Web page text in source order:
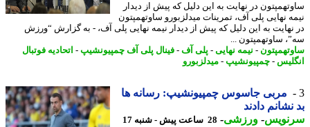
در نهایت به این دلیل که پیش از دیدار
نهایی پلی آف، تمرینات میدلزبورو ساوتهمپتون
به این دلیل که پیش از دیدار نیمه نهایی پلی آف، - به گزارش “ورزش
ساوتهمپتون ...
-نیمه نهایی-پلی آف- فینال پلی آف چمپیونشیپ-اتحادیه فوتبال
-چمپیونشیپ-میدلزبورو
مربی جاسوس چمپیونشیپ: رسانه ها
دادند
-ورزشی-
28 ساعت پیش - شنبه 17